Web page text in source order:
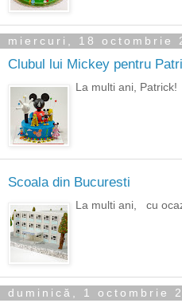
miercuri, 18 octombrie
Clubul lui Mickey pentru
La multi ani, Patrick!
Scoala din Bucuresti
La multi ani, cu
duminică, 1 octombrie